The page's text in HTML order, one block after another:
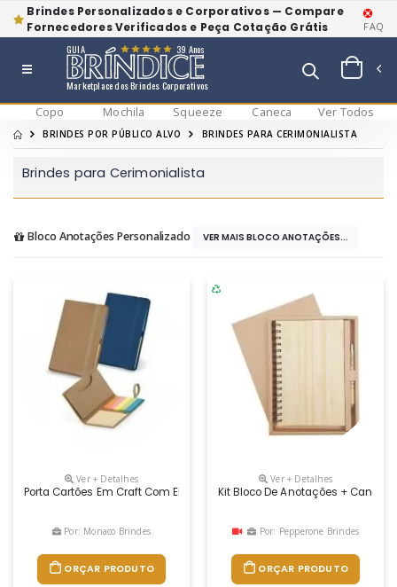
Brindes Personalizados e Corporativos — Compare
Fornecedores Verificados e Peça Cotação Grátis
FAQ
Marketplace dos Brindes Corporativos
GUIA 39 Anos
Copo Mochila Squeeze Caneca Ver Todos
BRINDES POR PÚBLICO ALVO BRINDES PARA CERIMONIALISTA
Brindes para Cerimonialista
Bloco Anotações Personalizado VER MAIS BLOCO ANOTAÇÕES...
Ver + Detalhes
Porta Cartões Em Craft Com Elástico, Acompanha 6 Blocos
Por: Monaco Brindes
ORÇAR PRODUTO
Ver + Detalhes
Kit Bloco De Anotações + Caneta
Por: Pepperone Brindes
ORÇAR PRODUTO